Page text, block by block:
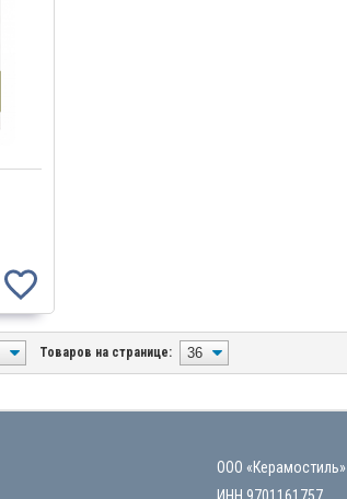
Товаров на странице:
ООО «Керамостиль»